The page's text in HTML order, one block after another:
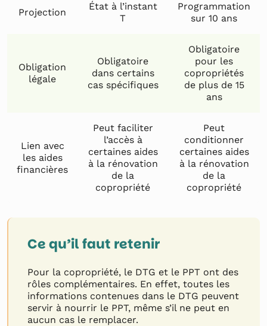
Projection
État à l’instant
T
Programmation
sur 10 ans
Obligation
légale
Obligatoire
dans certains
cas spécifiques
Obligatoire
pour les
copropriétés
de plus de 15
ans
Lien avec
les aides
financières
Peut faciliter
l’accès à
certaines aides
à la rénovation
de la
copropriété
Peut
conditionner
certaines aides
à la rénovation
de la
copropriété
Ce qu’il faut retenir
Pour la copropriété, le DTG et le PPT ont des
rôles complémentaires. En effet, toutes les
informations contenues dans le DTG peuvent
servir à nourrir le PPT, même s’il ne peut en
aucun cas le remplacer.